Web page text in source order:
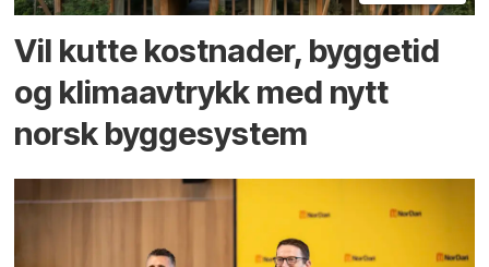
Vil kutte kostnader, byggetid
og klima­avtrykk med nytt
norsk bygge­system